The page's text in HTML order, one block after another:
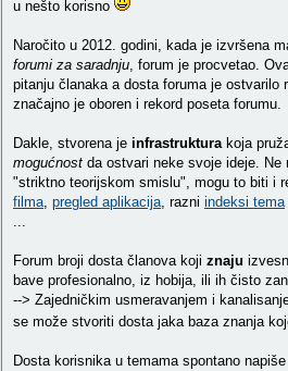
u nešto korisno
Naročito u 2012. godini, kada je izvršena
forumi za saradnju, forum je procvetao.
pitanju članaka a dosta foruma je ostvarilo
značajno je oboren i rekord poseta forumu.
Dakle, stvorena je infrastrukturakoja
mogućnost da ostvari neke svoje ideje. Ne
"striktno teorijskom smislu", mogu to biti i
filma, pregled aplikacija, razni indeksi tema
...
Forum broji dosta članova koji znaju
bave profesionalno, iz hobija, ili ih čisto
--> Zajedničkim usmeravanjem i
se može stvoriti dosta jaka baza znanja
Dosta korisnika u temama spontano